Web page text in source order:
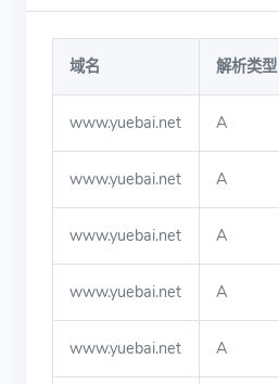
域名 解析类型
www.yuebai.net A
www.yuebai.net A
www.yuebai.net A
www.yuebai.net A
www.yuebai.net A